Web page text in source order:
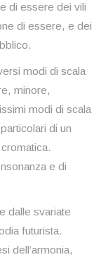
essere dei vili
di essere, e dei
modi di scala
minore,
modi di scala
di un
e di
svariate
futurista.
dell’armonia,